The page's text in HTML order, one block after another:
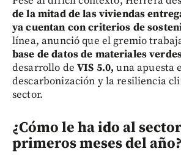
de la mitad de las viviendas
ya cuentan con criterios de
línea, anunció que el gremio
base de datos de materiales
desarrollo deVIS 5.0,una apuesta
descarbonización y la resiliencia
sector.
¿Cómo le ha ido al
primeros meses del año?